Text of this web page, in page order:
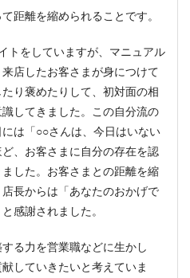
距離を縮められることです。
トをしていますが、マニュアル
店したお客さまが身につけて
り褒めたりして、初対面の相
してきました。この自分流の
は「○○さんは、今日はいない
、お客さまに自分の存在を認
した。お客さまとの距離を縮
長からは「あなたのおかげで
感謝されました。
る力を営業職などに生かし
していきたいと考えていま